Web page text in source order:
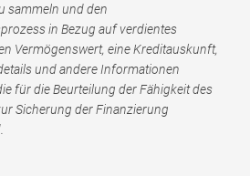
sammeln und den
in Bezug auf verdientes
Vermögenswert, eine Kreditauskunft,
und andere Informationen
für die Beurteilung der Fähigkeit des
Sicherung der Finanzierung